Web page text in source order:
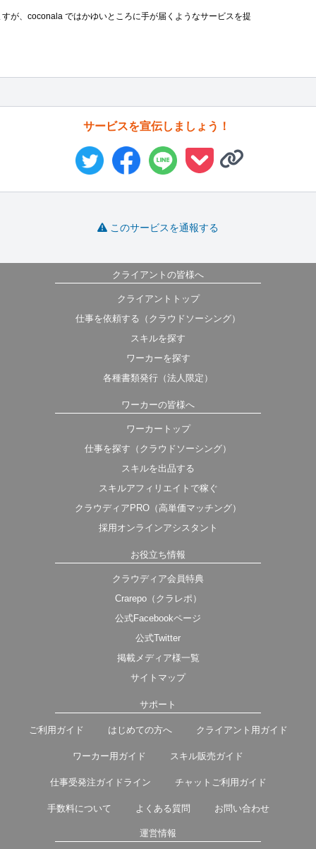
が、coconala ではかゆいところに手が届くようなサービスを提
サービスを宣伝しましょう！
このサービスを通報する
クライアントの皆様へ
クライアントトップ
仕事を依頼する（クラウドソーシング）
スキルを探す
ワーカーを探す
各種書類発行（法人限定）
ワーカーの皆様へ
ワーカートップ
仕事を探す（クラウドソーシング）
スキルを出品する
スキルアフィリエイトで稼ぐ
クラウディアPRO（高単価マッチング）
採用オンラインアシスタント
お役立ち情報
クラウディア会員特典
Crarepo（クラレポ）
公式Facebookページ
公式Twitter
掲載メディア様一覧
サイトマップ
サポート
ご利用ガイド はじめての方へ クライアント用ガイド
ワーカー用ガイド スキル販売ガイド
仕事受発注ガイドライン チャットご利用ガイド
手数料について よくある質問 お問い合わせ
運営情報